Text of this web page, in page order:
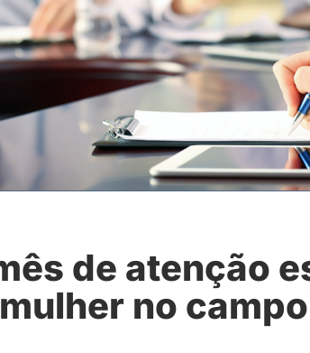
de atenção
no campo